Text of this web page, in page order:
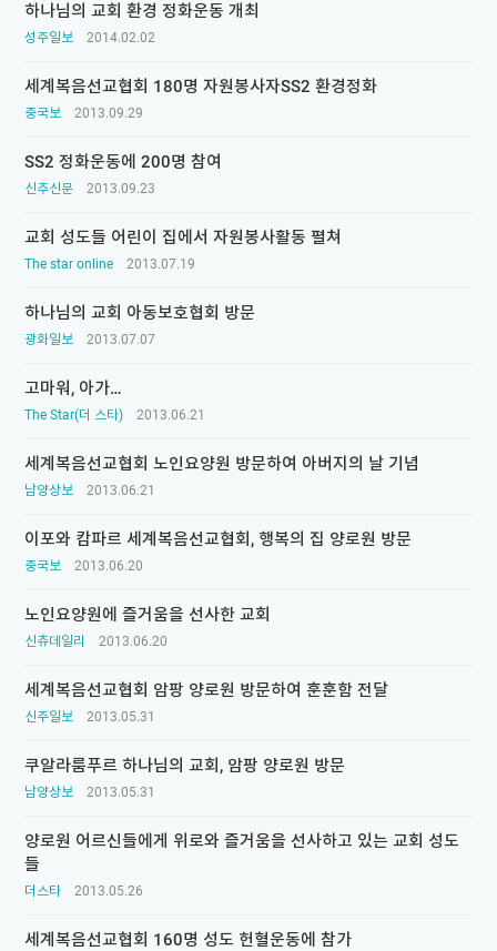
하나님의 교회 환경 정화운동 개최
성주일보 2014.02.02
세계복음선교협회 180명 자원봉사자SS2 환경정화
중국보 2013.09.29
SS2 정화운동에 200명 참여
신추신문 2013.09.23
교회 성도들 어린이 집에서 자원봉사활동 펼쳐
The star online 2013.07.19
하나님의 교회 아동보호협회 방문
광화일보 2013.07.07
고마워, 아가…
The Star(더 스타) 2013.06.21
세계복음선교협회 노인요양원 방문하여 아버지의 날 기념
남양상보 2013.06.21
이포와 캄파르 세계복음선교협회, 행복의 집 양로원 방문
중국보 2013.06.20
노인요양원에 즐거움을 선사한 교회
신츄데일리 2013.06.20
세계복음선교협회 암팡 양로원 방문하여 훈훈함 전달
신주일보 2013.05.31
쿠알라룸푸르 하나님의 교회, 암팡 양로원 방문
남양상보 2013.05.31
양로원 어르신들에게 위로와 즐거움을 선사하고 있는 교회 성도
들
더스타 2013.05.26
세계복음선교협회 160명 성도 헌혈운동에 참가